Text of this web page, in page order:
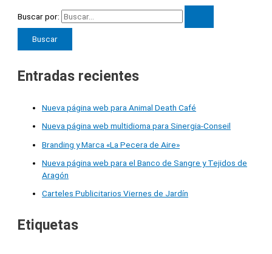
Buscar por:
Entradas recientes
Nueva página web para Animal Death Café
Nueva página web multidioma para Sinergia-Conseil
Branding y Marca «La Pecera de Aire»
Nueva página web para el Banco de Sangre y Tejidos de
Aragón
Carteles Publicitarios Viernes de Jardín
Etiquetas